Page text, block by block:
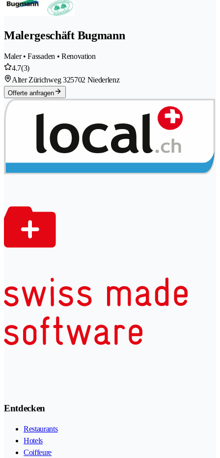
Malergeschäft Bugmann
Maler • Fassaden • Renovation
4.7(3)
Alter Zürichweg 325702 Niederlenz
Offerte anfragen
Entdecken
Restaurants
Hotels
Coiffeure